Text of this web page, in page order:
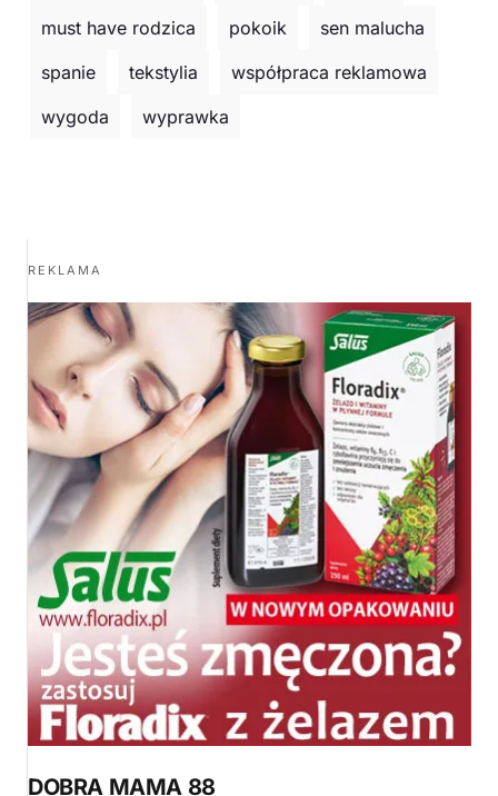
must have rodzica pokoik
sen malucha
spanie
tekstylia
współpraca reklamowa
wygoda
wyprawka
REKLAMA
DOBRA MAMA 88